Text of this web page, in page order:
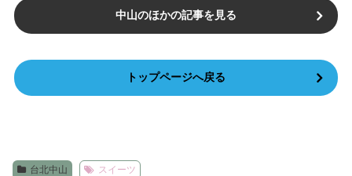
中山のほかの記事を見る
トップページへ戻る
台北中山 スイーツ